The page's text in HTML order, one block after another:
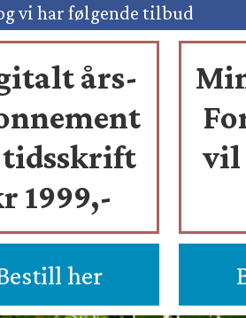
vi har følgende tilbud
års-
tidsskrift
1999,-
her
vil